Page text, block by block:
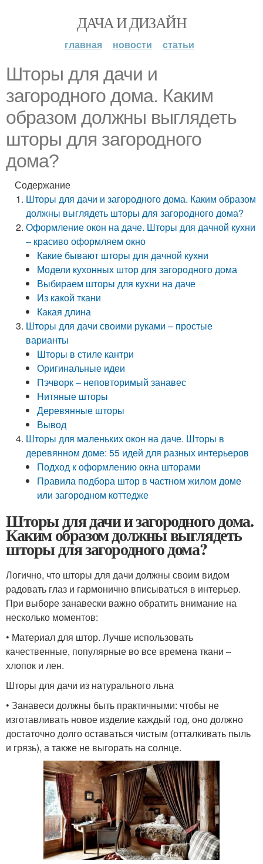
ДАЧА И ДИЗАЙН
главная новости статьи
Шторы для дачи и
загородного дома. Каким
образом должны выглядеть
шторы для загородного
дома?
Содержание
Шторы для дачи и загородного дома. Каким образом
должны выглядеть шторы для загородного дома?
Оформление окон на даче. Шторы для дачной кухни
– красиво оформляем окно
Какие бывают шторы для дачной кухни
Модели кухонных штор для загородного дома
Выбираем шторы для кухни на даче
Из какой ткани
Какая длина
Шторы для дачи своими руками – простые
варианты
Шторы в стиле кантри
Оригинальные идеи
Пэчворк – неповторимый занавес
Нитяные шторы
Деревянные шторы
Вывод
Шторы для маленьких окон на даче. Шторы в
деревянном доме: 55 идей для разных интерьеров
Подход к оформлению окна шторами
Правила подбора штор в частном жилом доме
или загородном коттедже
Шторы для дачи и загородного дома.
Каким образом должны выглядеть
шторы для загородного дома?
Логично, что шторы для дачи должны своим видом
радовать глаз и гармонично вписываться в интерьер.
При выборе занавески важно обратить внимание на
несколько моментов:
• Материал для штор. Лучше использовать
качественные, популярные во все времена ткани –
хлопок и лен.
Шторы для дачи из натурального льна
• Занавеси должны быть практичными: чтобы не
изготавливать новое изделие каждый год, оно должно
достаточно долго оставаться чистым (отталкивать пыль
и грязь), а также не выгорать на солнце.